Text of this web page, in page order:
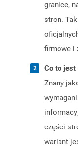
granice,
stron.
firmowe i
Co to jest
Znany
części
wariant